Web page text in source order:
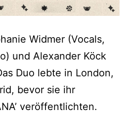
Widmer (Vocals,
und Alexander Köck
Duo lebte in London,
bevor sie ihr
veröffentlichten.